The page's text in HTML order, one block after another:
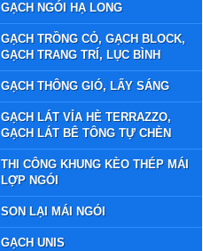
GẠCH NGÓI HẠ LONG
GẠCH TRỒNG CỎ, GẠCH BLOCK,
GẠCH TRANG TRÍ, LỤC BÌNH
GẠCH THÔNG GIÓ, LẤY SÁNG
GẠCH LÁT VỈA HÈ TERRAZZO,
GẠCH LÁT BÊ TÔNG TỰ CHÈN
THI CÔNG KHUNG KÈO THÉP MÁI
LỢP NGÓI
SON LẠI MÁI NGÓI
GẠCH UNIS